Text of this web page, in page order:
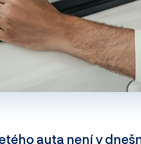
auta není v